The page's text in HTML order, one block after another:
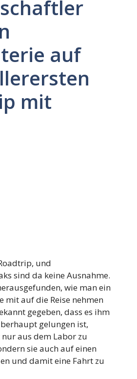
auf
mit
und
sind da keine Ausnahme.
wie man ein
mit auf die Reise nehmen
gegeben, dass es ihm
gelungen ist,
aus dem Labor zu
sie auch auf einen
und damit eine Fahrt zu